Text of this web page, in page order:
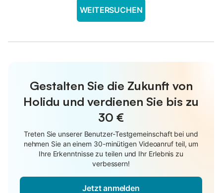
WEITERSUCHEN
Gestalten Sie die Zukunft von
Holidu und verdienen Sie bis zu
30 €
Treten Sie unserer Benutzer-Testgemeinschaft bei und
nehmen Sie an einem 30-minütigen Videoanruf teil, um
Ihre Erkenntnisse zu teilen und Ihr Erlebnis zu
verbessern!
Jetzt anmelden